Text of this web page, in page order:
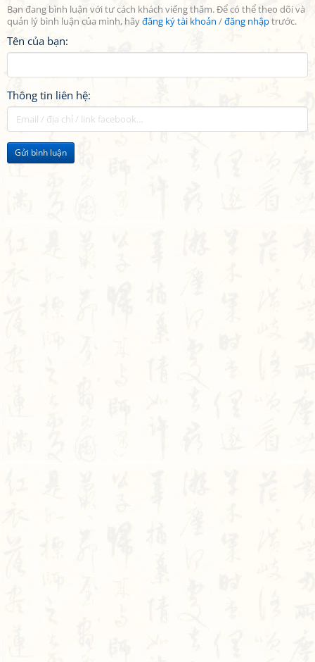
Bạn đang bình luận với tư cách khách viếng thăm. Để có thể theo dõi và
quản lý bình luận của mình, hãyđăng ký tài khoản /đăng nhậptrước.
Tên của bạn:
Thông tin liên hệ:
Gửi bình luận